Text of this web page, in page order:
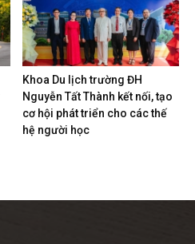
Khoa Du lịch trường ĐH
Nguyễn Tất Thành kết nối, tạo
cơ hội phát triển cho các thế
hệ người học